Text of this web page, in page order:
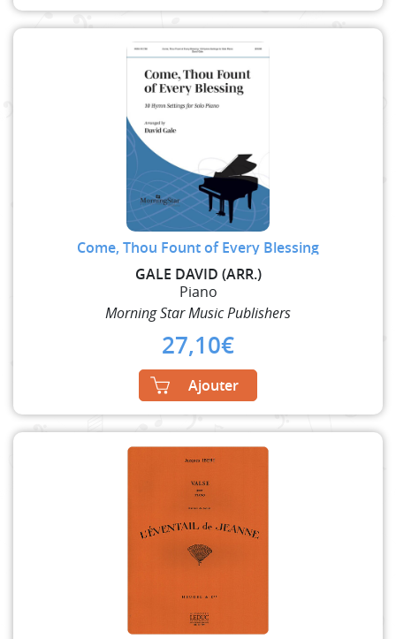
Come, Thou Fount of Every Blessing
GALE DAVID (ARR.)
Piano
Morning Star Music Publishers
27,10€
Ajouter